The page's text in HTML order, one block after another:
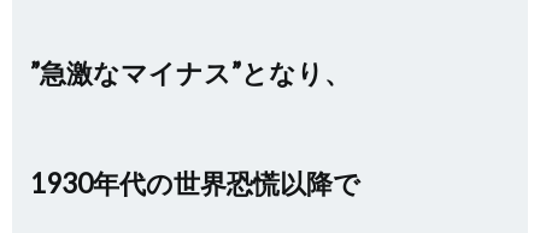
”急激なマイナス”となり、
1930年代の世界恐慌以降で